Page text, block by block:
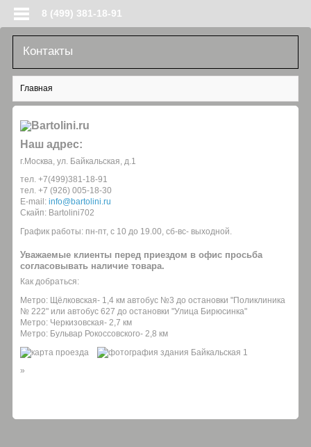
8 (499) 381-18-91
Контакты
Вы здесь
Главная
Наш адрес:
г.Москва, ул. Байкальская, д.1
тел. +7(499)381-18-91
тел. +7 (926) 005-18-30
E-mail: info@bartolini.ru
Скайп: Bartolini702
График работы: пн-пт, с 10 до 19.00, сб-вс- выходной.
Уважаемые клиенты перед приездом в офис просьба
согласовывать наличие товара.
Как добраться:
Метро: Щёлковская- 1,4 км автобус №3 до остановки "Поликлиника
№ 222" или автобус 627 до остановки "Улица Бирюсинка"
Метро: Черкизовская- 2,7 км
Метро: Бульвар Рокоссовского- 2,8 км
»